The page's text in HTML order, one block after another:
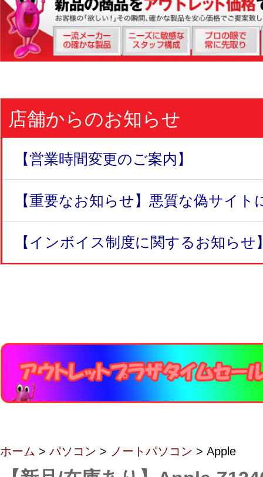
店舗からのお知らせ
【営業時間変更のご案内】
【重要なお知らせ】悪質な偽サイト
【インボイス制度に関するお知らせ
ホーム > パソコン > ノートパソコン > Apple